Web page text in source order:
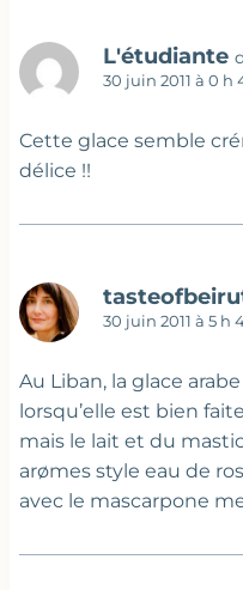
L'étudiante
30 juin 2011 à 0 h
Cette glace semble
délice !!
30 juin 2011 à 5 h
Au Liban, la glace
lorsqu’elle est bien
mais le lait et du
arømes style eau de
avec le mascarpone